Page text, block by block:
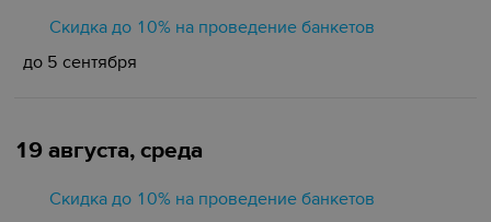
Скидка до 10% на проведение банкетов
до 5 сентября
19 августа, среда
Скидка до 10% на проведение банкетов